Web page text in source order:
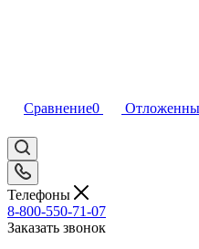
Сравнение0
Телефоны
8-800-550-71-07
Заказать звонок